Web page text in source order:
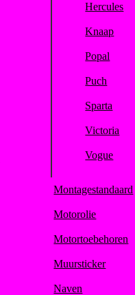
Hercules
Knaap
Popal
Puch
Sparta
Victoria
Vogue
Montagestandaard
Motorolie
Motortoebehoren
Muursticker
Naven